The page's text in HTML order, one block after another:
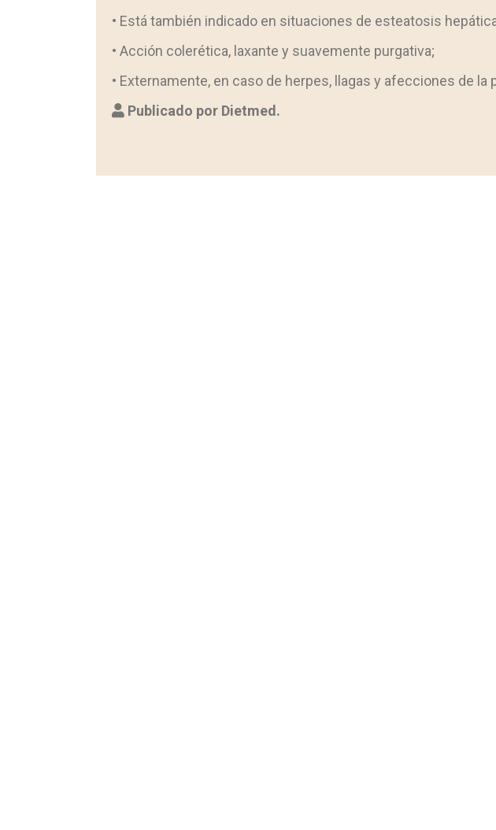
• Está también indicado en situaciones de esteatosis
• Acción colerética, laxante y suavemente purgativa;
• Externamente, en caso de herpes, llagas y afecciones de la
Publicado por Dietmed.